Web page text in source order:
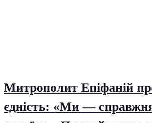
Митрополит Епіфаній
єдність: «Ми —